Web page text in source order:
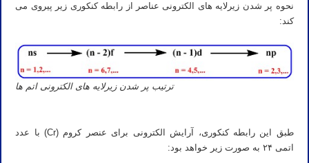
نحوه پر شدن زیرلایه های الکترونی عناصر از رابطه کنکوری زیر پیروی می
کند:
ترتیب پر شدن زیرلایه های الکترونی اتم ها
طبق این رابطه کنکوری، آرایش الکترونی برای عنصر کروم (Cr) با عدد
اتمی ۲۴ به صورت زیر خواهد بود: